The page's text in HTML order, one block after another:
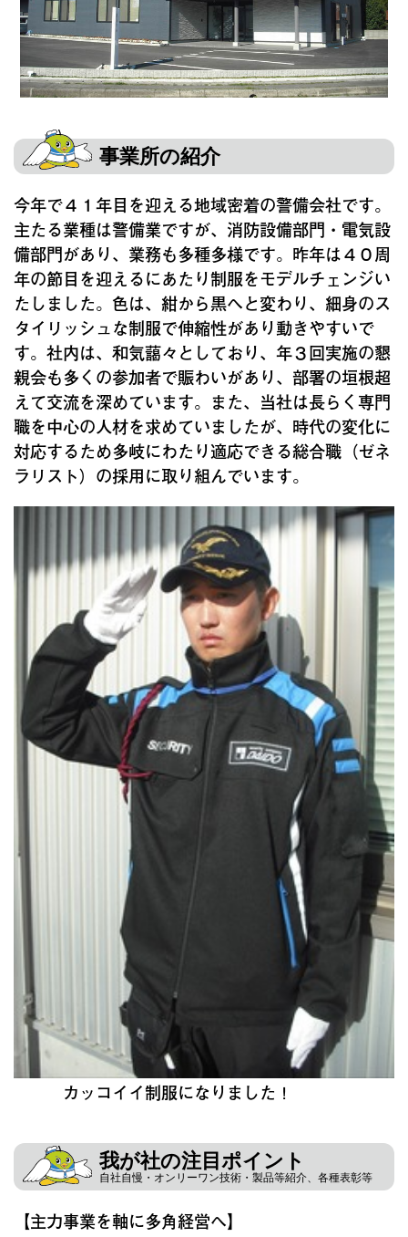
事業所の紹介
今年で４１年目を迎える地域密着の警備会社です。
主たる業種は警備業ですが、消防設備部門・電気設
備部門があり、業務も多種多様です。昨年は４０周
年の節目を迎えるにあたり制服をモデルチェンジい
たしました。色は、紺から黒へと変わり、細身のス
タイリッシュな制服で伸縮性があり動きやすいで
す。社内は、和気藹々としており、年３回実施の懇
親会も多くの参加者で賑わいがあり、部署の垣根超
えて交流を深めています。また、当社は長らく専門
職を中心の人材を求めていましたが、時代の変化に
対応するため多岐にわたり適応できる総合職（ゼネ
ラリスト）の採用に取り組んでいます。
カッコイイ制服になりました！
我が社の注目ポイント
自社自慢・オンリーワン技術・製品等紹介、各種表彰等
【主力事業を軸に多角経営へ】